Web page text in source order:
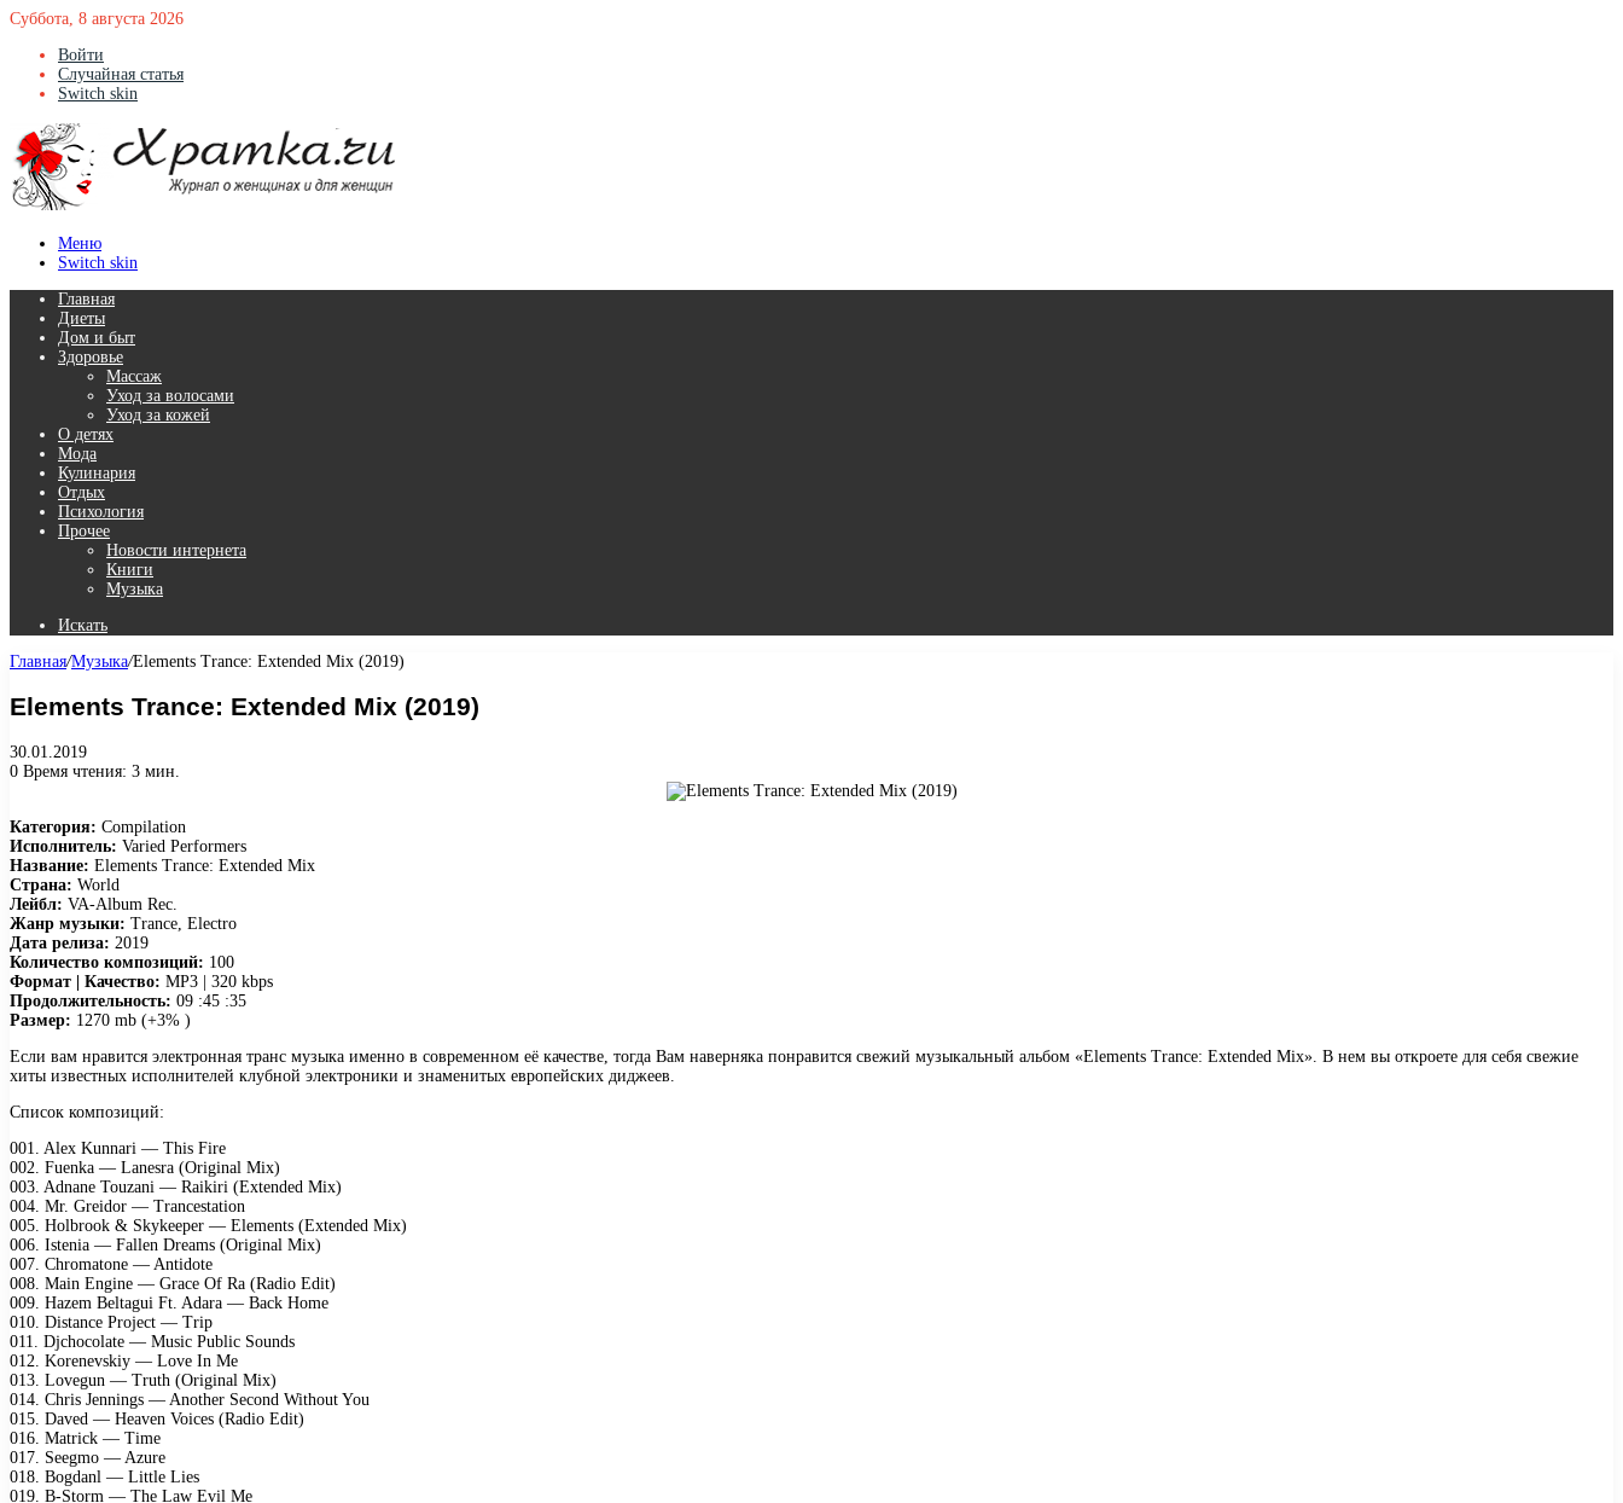
Суббота, 8 августа 2026
Войти
Случайная статья
Switch skin
Меню
Switch skin
Главная
Диеты
Дом и быт
Здоровье
Массаж
Уход за волосами
Уход за кожей
О детях
Мода
Кулинария
Отдых
Психология
Прочее
Новости интернета
Книги
Музыка
Искать
Главная/Музыка/Elements Trance: Extended Mix (2019)
Elements Trance: Extended Mix (2019)
30.01.2019
0 Время чтения: 3 мин.
Категория: Compilation
Исполнитель: Varied Performers
Название: Elements Trance: Extended Mix
Страна: World
Лейбл: VA-Album Rec.
Жанр музыки: Trance, Electro
Дата релиза: 2019
Количество композиций: 100
Формат | Качество: MP3 | 320 kbps
Продолжительность: 09 :45 :35
Размер: 1270 mb (+3% )
Если вам нравится электронная транс музыка именно в современном её качестве, тогда Вам наверняка понравится свежий музыкальный альбом «Elements Trance: Extended Mix». В нем вы откроете для себя свежие
хиты известных исполнителей клубной электроники и знаменитых европейских диджеев.
Список композиций:
001. Alex Kunnari — This Fire
002. Fuenka — Lanesra (Original Mix)
003. Adnane Touzani — Raikiri (Extended Mix)
004. Mr. Greidor — Trancestation
005. Holbrook & Skykeeper — Elements (Extended Mix)
006. Istenia — Fallen Dreams (Original Mix)
007. Chromatone — Antidote
008. Main Engine — Grace Of Ra (Radio Edit)
009. Hazem Beltagui Ft. Adara — Back Home
010. Distance Project — Trip
011. Djchocolate — Music Public Sounds
012. Korenevskiy — Love In Me
013. Lovegun — Truth (Original Mix)
014. Chris Jennings — Another Second Without You
015. Daved — Heaven Voices (Radio Edit)
016. Matrick — Time
017. Seegmo — Azure
018. Bogdanl — Little Lies
019. B-Storm — The Law Evil Me